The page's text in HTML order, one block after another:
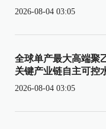
2026-08-04 03:05
全球单产最大高端聚
关键产业链自主可控
2026-08-04 03:05